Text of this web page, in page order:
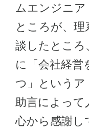
ムエンジニ
ところが、理
談したところ
に「会社経
つ」というア
助言によって
心から感謝し